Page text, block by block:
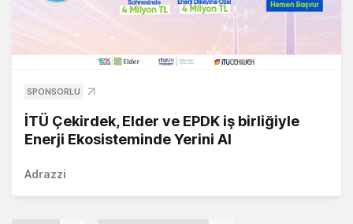
SPONSORLU
İTÜ Çekirdek, Elder ve EPDK iş birliğiyle
Enerji Ekosisteminde Yerini Al
Adrazzi